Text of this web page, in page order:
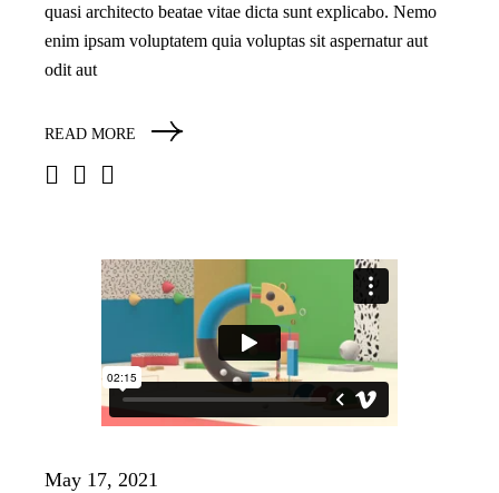
quasi architecto beatae vitae dicta sunt explicabo. Nemo
enim ipsam voluptatem quia voluptas sit aspernatur aut
odit aut
READ MORE
May 17, 2021